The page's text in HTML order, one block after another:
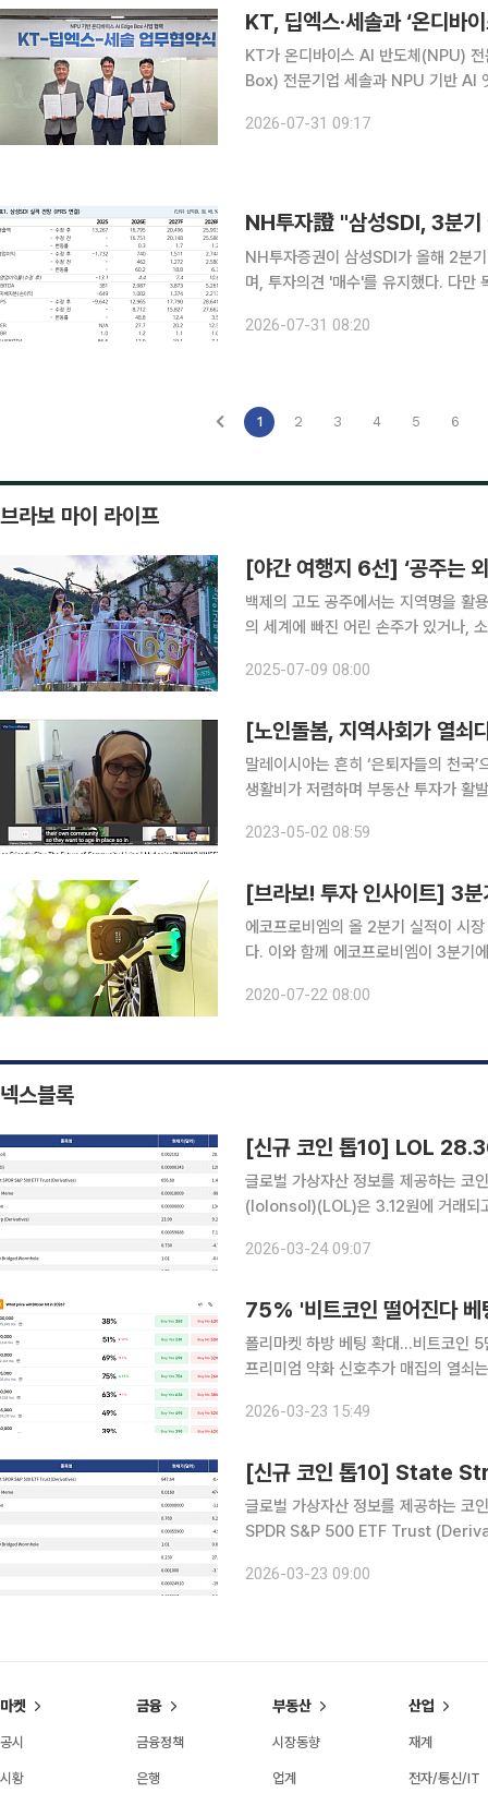
KT, 딥엑스·세솔과 ‘온디
KT가 온디바이스 AI 반도체(NPU)
Box) 전문기업 세솔과 NPU 기반 AI
‘NPU 기반 온디바이스 AIoT 사업 협
2026-07-31 09:17
NH투자證 "삼성SDI, 3분
NH투자증권이 삼성SDI가 올해 2분
며, 투자의견 '매수'를 유지했다. 다만
2026-07-31 08:20
1 2 3 4 5 6
브라보 마이 라이프
[야간 여행지 6선] ‘공주는
백제의 고도 공주에서는 지역명을 활
의 세계에 빠진 어린 손주가 있거나,
일이 없다. ‘공주(Princess)’를
2025-07-09 08:00
말레이시아는 흔히 ‘은퇴자들의 천국
생활비가 저렴하며 부동산 투자가 활
된 바 있다. 말레이시아에서는
2023-05-02 08:59
[브라보! 투자 인사이트] 3
에코프로비엠의 올 2분기 실적이 시
다. 이와 함께 에코프로비엠이 3분기
로비엠은 올 2분기 매출액이 전년 동
2020-07-22 08:00
넥스블록
[신규 코인 톱10] LOL
글로벌 가상자산 정보를 제공하는
(lolonsol)(LOL)은 3.12원에 거래되고 있
SPDR S&P 500 ETF
2026-03-24 09:07
75% '비트코인 떨어진다
폴리마켓 하방 베팅 확대…비트코인
프리미엄 약화 신호추가 매집의 열쇠는
(Strategy)의 비트코인 추가 매집 지
2026-03-23 15:49
글로벌 가상자산 정보를 제공하는
SPDR S&P 500 ETF Trust
4748.16%다. C
2026-03-23 09:00
마켓
공시
시황
금융
금융정책
은행
부동산
시장동향
업계
산업
재계
전자/통신/IT